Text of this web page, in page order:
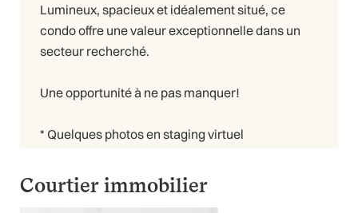
Lumineux, spacieux et idéalement situé, ce
condo offre une valeur exceptionnelle dans un
secteur recherché.
Une opportunité à ne pas manquer!
* Quelques photos en staging virtuel
Courtier immobilier